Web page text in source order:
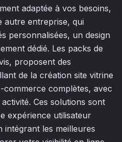
adaptée à vos besoins,
autre entreprise, qui
personnalisées, un design
dédié. Les packs de
proposent des
de la création site vitrine
commerce complètes, avec
Ces solutions sont
expérience utilisateur
intégrant les meilleures